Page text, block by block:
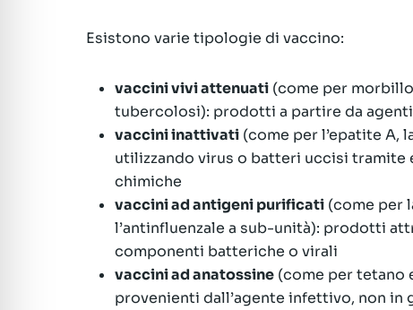
Esistono varie tipologie di vaccino:
vaccini vivi attenuati (come per
tubercolosi): prodotti a partire da
vaccini inattivati (come per l’epatite A,
utilizzando virus o batteri uccisi tramite
chimiche
vaccini ad antigeni purificati (come per
l’antinfluenzale a sub-unità): prodotti
componenti batteriche o virali
vaccini ad anatossine (come per
provenienti dall’agente infettivo, non in